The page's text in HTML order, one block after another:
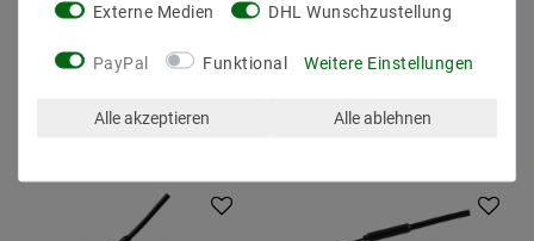
Artikel anzeigen
Artikel anzeigen
Externe Medien DHL Wunschzustellung
PayPal Funktional Weitere Einstellungen
Alle akzeptieren Alle ablehnen